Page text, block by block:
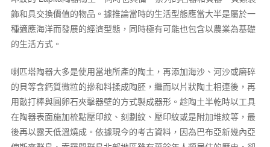
飾和具交換價值的物品。據推論當時的生活型態應當大半是屬於一
種適應海洋而發展的經濟型態，同時極有可能也包含以農業為基礎
的生活方式。
喇匹塔陶器大多是使用當地所產的陶土，再添加海沙、河沙或磨碎
的貝等含鈣質微粒的摻和料揉成陶胚，繼而以片狀陶土相連後，再
用敲打棒與圓卵石夾擊器壁的方式製成器形。趁陶土半乾時以工具
在陶器表面施加梳點壓印紋、刻劃紋、壓印紋或是附加堆紋等，最
後再以露天低溫燒成。依據現今的考古資料，因為巴布亞新幾內亞